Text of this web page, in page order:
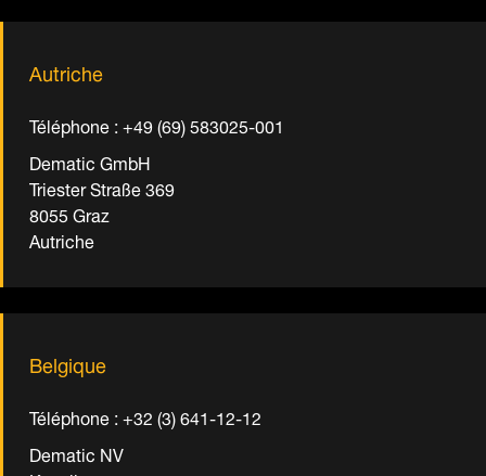
Autriche
Téléphone : +49 (69) 583025-001
Dematic GmbH
Triester Straße 369
8055 Graz
Autriche
Belgique
Téléphone : +32 (3) 641-12-12
Dematic NV